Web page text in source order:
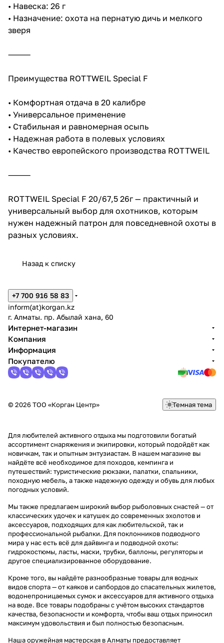
• Навеска: 26 г
• Назначение: охота на пернатую дичь и мелкого
зверя
⸻
Преимущества ROTTWEIL Special F
• Комфортная отдача в 20 калибре
• Универсальное применение
• Стабильная и равномерная осыпь
• Надежная работа в полевых условиях
• Качество европейского производства ROTTWEIL
⸻
ROTTWEIL Special F 20/67,5 26г — практичный и
универсальный выбор для охотников, которым
нужен надежный патрон для повседневной охоты в
разных условиях.
Назад к списку
+7 700 916 58 83
inform(at)korgan.kz
г. Алматы. пр. Абылай хана, 60
Интернет-магазин
Компания
Информация
Покупателю
© 2026 ТОО «Корган Центр» Темная тема
Для любителей активного отдыха мы подготовили богатый
ассортимент снаряжения и экипировки, который подойдёт как
новичкам, так и опытным энтузиастам. В нашем магазине вы
найдёте всё необходимое для походов, кемпинга и
путешествий: туристические рюкзаки, палатки, спальники,
походную мебель, а также надежную одежду и обувь для любых
погодных условий.
Мы также предлагаем широкий выбор рыболовных снастей — от
классических удочек и катушек до современных эхолотов и
аксессуаров, подходящих для как любительской, так и
профессиональной рыбалки. Для поклонников подводного
мира у нас есть всё для дайвинга и подводной охоты:
гидрокостюмы, ласты, маски, трубки, баллоны, регуляторы и
другое специализированное оборудование.
Кроме того, вы найдёте разнообразные товары для водных
видов спорта — от каяков и сапбордов до спасательных жилетов,
водонепроницаемых сумок и аксессуаров для активного отдыха
на воде. Все товары подобраны с учётом высоких стандартов
качества, безопасности и комфорта, чтобы ваш отдых приносил
максимум удовольствия и был полностью безопасным.
Наша оружейная мастерская в Алматы предоставляет